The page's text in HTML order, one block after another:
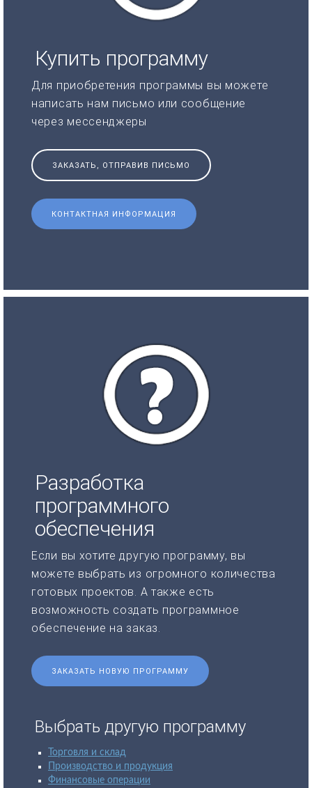
Купить программу
Для приобретения программы вы можете
написать нам письмо или сообщение
через мессенджеры
ЗАКАЗАТЬ, ОТПРАВИВ ПИСЬМО
КОНТАКТНАЯ ИНФОРМАЦИЯ
Разработка
программного
обеспечения
Если вы хотите другую программу, вы
можете выбрать из огромного количества
готовых проектов. А также есть
возможность создать программное
обеспечение на заказ.
ЗАКАЗАТЬ НОВУЮ ПРОГРАММУ
Выбрать другую программу
Торговля и склад
Производство и продукция
Финансовые операции